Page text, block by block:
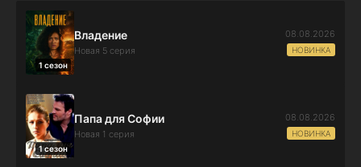
1 сезон
Владение
Новая 5 серия
08.08.2026
НОВИНКА
1 сезон
Папа для Софии
Новая 1 серия
08.08.2026
НОВИНКА